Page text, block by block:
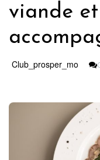
viande
Club_prosper_mo